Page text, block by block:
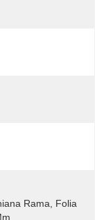
Rama, Folia